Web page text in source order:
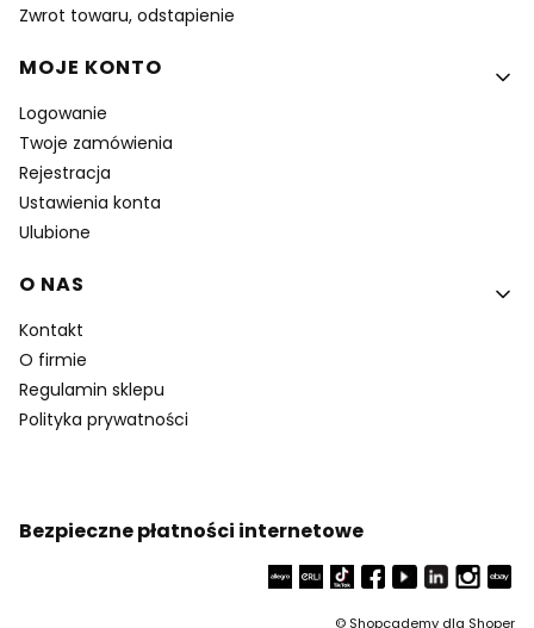
Zwrot towaru, odstapienie
MOJE KONTO
Logowanie
Twoje zamówienia
Rejestracja
Ustawienia konta
Ulubione
O NAS
Kontakt
O firmie
Regulamin sklepu
Polityka prywatności
Bezpieczne płatności internetowe
© Shopcademy dla Shoper